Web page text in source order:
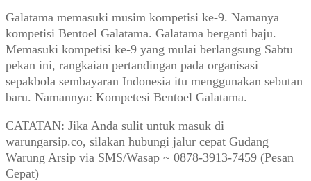
Galatama memasuki musim kompetisi ke-9. Namanya
kompetisi Bentoel Galatama. Galatama berganti baju.
Memasuki kompetisi ke-9 yang mulai berlangsung Sabtu
pekan ini, rangkaian pertandingan pada organisasi
sepakbola sembayaran Indonesia itu menggunakan sebutan
baru. Namannya: Kompetesi Bentoel Galatama.
CATATAN: Jika Anda sulit untuk masuk di
warungarsip.co, silakan hubungi jalur cepat Gudang
Warung Arsip via SMS/Wasap ~ 0878-3913-7459 (Pesan
Cepat)